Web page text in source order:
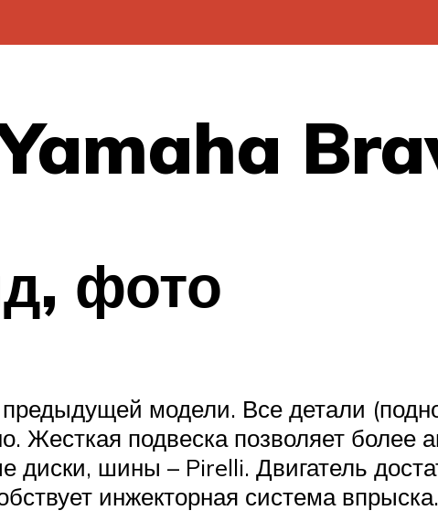
фото
модели. Все детали
Жесткая подвеска позволяет более
диски, шины – Pirelli. Двигатель
инжекторная система впрыска.